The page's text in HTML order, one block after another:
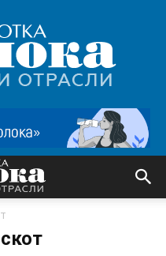
Переработка
молока
|
Новости